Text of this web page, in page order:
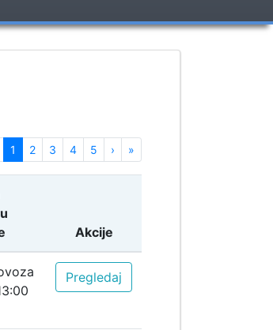
Previous
1 2 3 4 5 › Next
»
Akcije
Pregledaj